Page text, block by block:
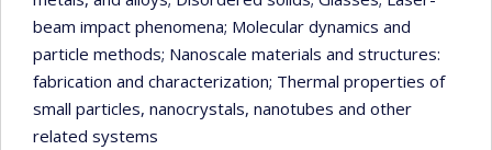
beam impact phenomena; Molecular dynamics and
particle methods; Nanoscale materials and structures:
fabrication and characterization; Thermal properties of
small particles, nanocrystals, nanotubes and other
related systems